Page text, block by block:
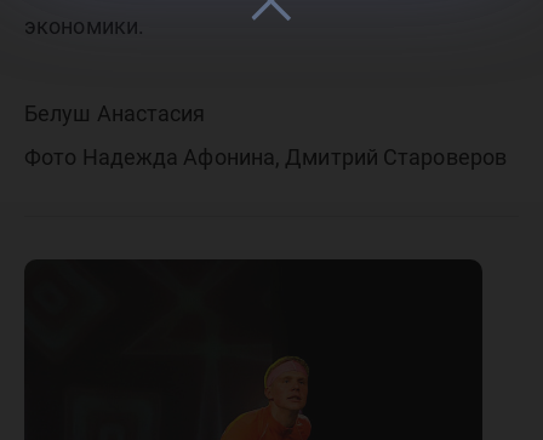
экономики.
Белуш Анастасия
Фото Надежда Афонина, Дмитрий Староверов